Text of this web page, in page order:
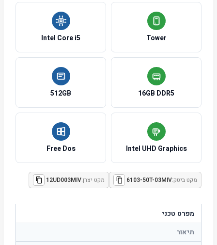
Tower
Intel Core i5
16GB DDR5
512GB
Intel UHD Graphics
Free Dos
מקט ביטק:6103-50T-03MIV מקט יצרן:12UD003MIV
מפרט טכני
תיאור